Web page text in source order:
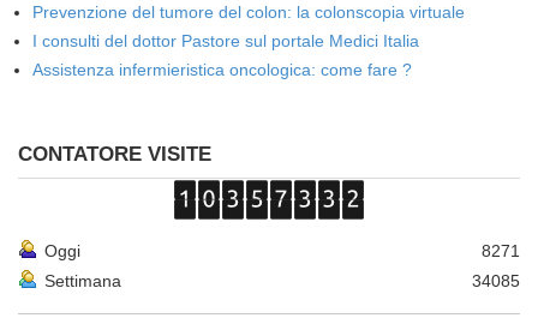
Prevenzione del tumore del colon: la colonscopia virtuale
I consulti del dottor Pastore sul portale Medici Italia
Assistenza infermieristica oncologica: come fare ?
CONTATORE VISITE
Oggi
8271
Settimana
34085